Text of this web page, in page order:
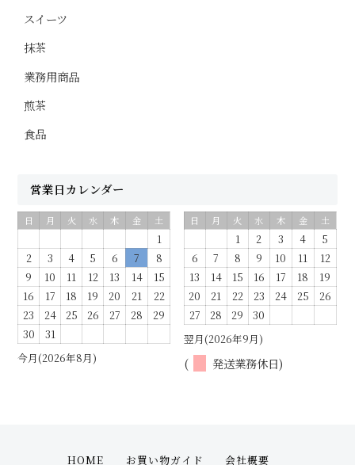
スイーツ
抹茶
業務用商品
煎茶
食品
営業日カレンダー
今月(2026年8月)
日 月 火 水 木 金 土
1
2
3 4 5 6 7
8
9
10 11 12 13 14
15
16
17 18 19 20 21
22
23
24 25 26 27 28
29
30
31 翌月(2026年9月)
日 月 火 水 木 金 土
1 2 3 4
5
6
7 8 9 10 11
12
13
14 15 16 17 18
19
20
21 22 23 24 25
26
27
28 29 30
( 発送業務休日)
HOME お買い物ガイド 会社概要